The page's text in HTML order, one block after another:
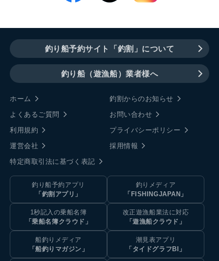
釣り船予約サイト「釣割」について
釣り船（遊漁船）業者様へ
ホーム
釣割からのお知らせ
よくあるご質問
お問い合わせ
利用規約
プライバシーポリシー
運営会社
採用情報
特定商取引法に基づく表記
釣り船予約アプリ
「釣割アプリ」
釣りメディア
「FISHINGJAPAN」
1秒記入の乗船名簿
「乗船名簿クラウド」
改正遊漁船業法に対応
「遊漁船クラウド」
船釣りメディア
「船釣りマガジン」
潮見表アプリ
「タイドグラフBI」